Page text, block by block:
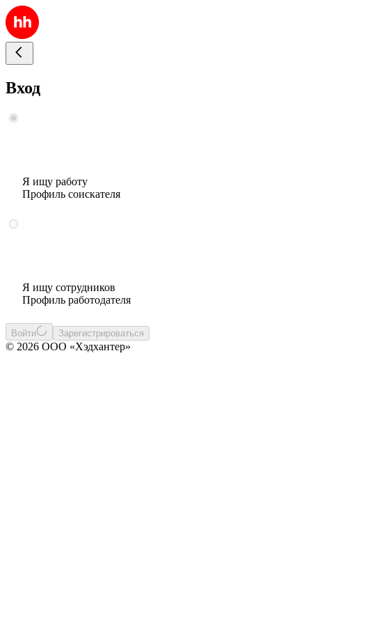
Вход
Я ищу работу
Профиль соискателя
Я ищу сотрудников
Профиль работодателя
Войти Зарегистрироваться
© 2026 ООО «Хэдхантер»